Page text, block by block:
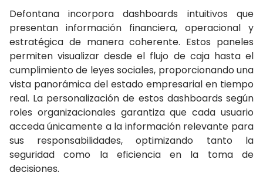
Defontana incorpora dashboards intuitivos que
presentan información financiera, operacional y
estratégica de manera coherente. Estos paneles
permiten visualizar desde el flujo de caja hasta el
cumplimiento de leyes sociales, proporcionando una
vista panorámica del estado empresarial en tiempo
real. La personalización de estos dashboards según
roles organizacionales garantiza que cada usuario
acceda únicamente a la información relevante para
sus responsabilidades, optimizando tanto la
seguridad como la eficiencia en la toma de
decisiones.